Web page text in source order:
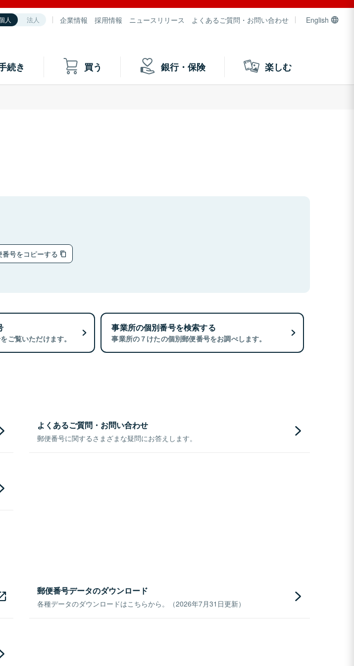
人 法人 企業情報 採用情報 ニュースリリース よくあるご質問・お問い合わせ English
続き 買う 銀行・保険 楽しむ
番号をコピーする
ご覧いただけます。
事業所の個別番号を検索する
事業所の７けたの個別郵便番号をお調べします。
よくあるご質問・お問い合わせ
郵便番号に関するさまざまな疑問にお答えします。
郵便番号データのダウンロード
各種データのダウンロードはこちらから。（2026年7月31日更新）